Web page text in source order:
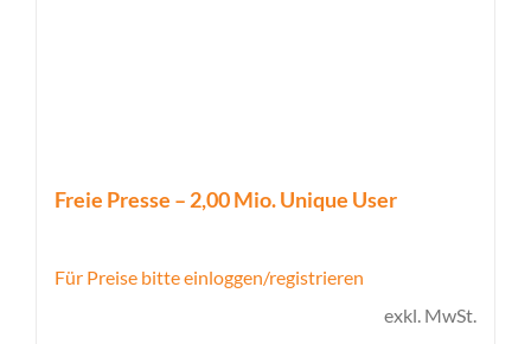
Freie Presse – 2,00 Mio. Unique User
Für Preise bitte einloggen/registrieren
exkl. MwSt.